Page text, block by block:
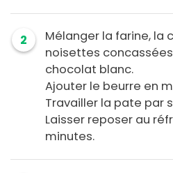
2
Mélanger la farine, la
noisettes
chocolat blanc.
Ajouter le beurre en
Travailler la pate par
Laisser reposer au
minutes.